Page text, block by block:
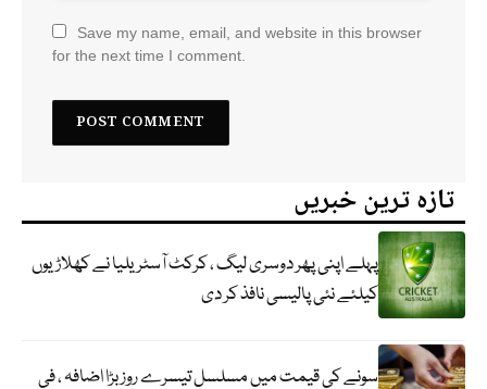
Save my name, email, and website in this browser
for the next time I comment.
تازہ ترین خبریں
پہلے اپنی پھر دوسری لیگ ، کرکٹ آسٹریلیا نے کھلاڑیوں
کیلئے نئی پالیسی نافذ کر دی
سونے کی قیمت میں مسلسل تیسرے روز بڑا اضافہ ، فی